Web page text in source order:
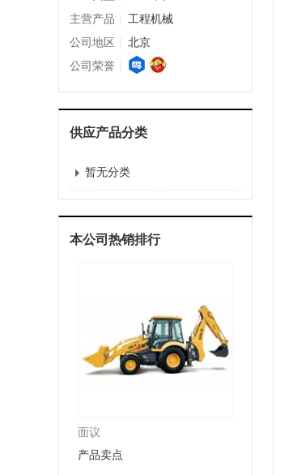
主营产品
工程机械
公司地区
北京
公司荣誉
供应产品分类
暂无分类
本公司热销排行
面议
产品卖点